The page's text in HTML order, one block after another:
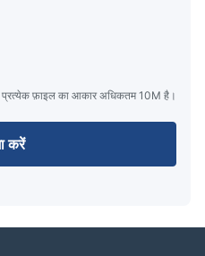
फ़ाइल का आकार अधिकतम 10M है।
करें